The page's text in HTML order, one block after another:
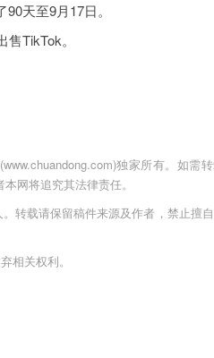
天至9月17日。
TikTok。
独家所有。如需
网将追究其法律责任。
转载请保留稿件来源及作者，禁止擅自
相关权利。